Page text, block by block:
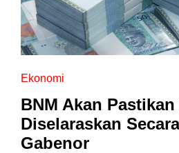
Ekonomi
BNM Akan
Diselaraskan
Gabenor